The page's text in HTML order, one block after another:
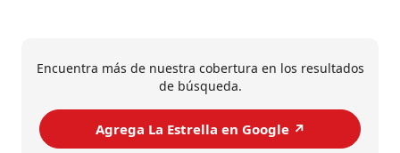
Encuentra más de nuestra cobertura en los resultados
de búsqueda.
Agrega La Estrella en Google ↗️